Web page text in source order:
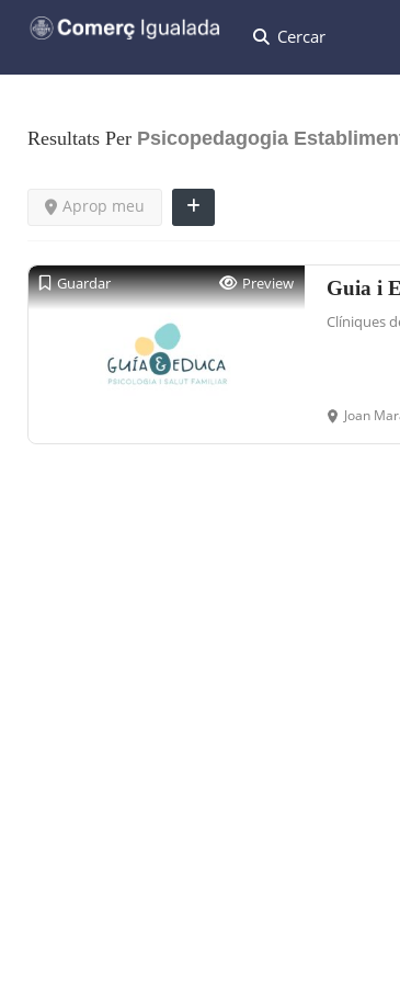
Cercar
Resultats Per Psicopedagogia
Aprop meu
Guardar Preview Guia i
Clíniques
Joan